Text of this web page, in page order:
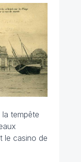
la tempête
le casino de